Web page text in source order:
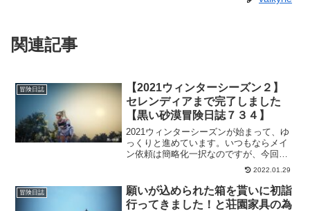
関連記事
冒険日誌
【2021ウィンターシーズン２】
セレンディアまで完了しました
【黒い砂漠冒険日誌７３４】
2021ウィンターシーズンが始まって、ゆ
っくりと進めています。いつもならメイ
ン依頼は簡略化一択なのですが、今回
は、いろいろと見て廻りたい事もあるの
で、メイン依頼を進めることにしまし
た。途中分岐依頼もあるので、変更され
たところも確認してみたいと思います。
2022.01.29
冒険日誌
願いが込められた箱を貰いに初詣
行ってきました！と荘園家具の為